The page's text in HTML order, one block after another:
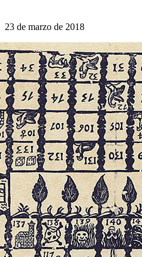
23 de marzo de 2018